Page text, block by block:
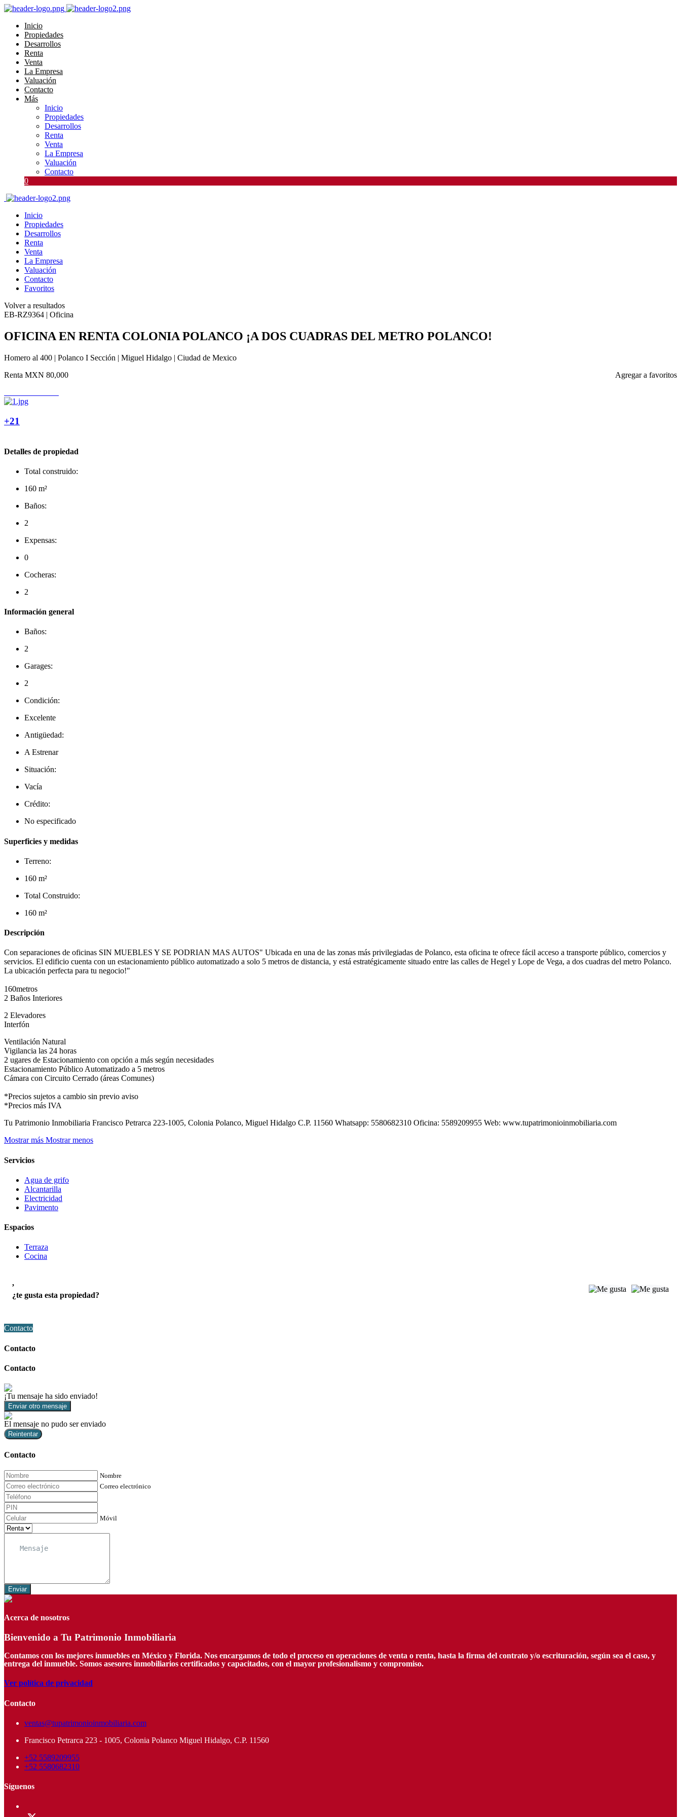
Inicio
Propiedades
Desarrollos
Renta
Venta
La Empresa
Valuación
Contacto
Más
Inicio
Propiedades
Desarrollos
Renta
Venta
La Empresa
Valuación
Contacto
0
Inicio
Propiedades
Desarrollos
Renta
Venta
La Empresa
Valuación
Contacto
Favoritos
Volver a resultados
EB-RZ9364 | Oficina
OFICINA EN RENTA COLONIA POLANCO ¡A DOS CUADRAS DEL METRO POLANCO!
Homero al 400 | Polanco I Sección | Miguel Hidalgo | Ciudad de Mexico
Agregar a favoritos
Renta MXN 80,000
+21
Detalles de propiedad
Total construido:
160 m²
Baños:
2
Expensas:
0
Cocheras:
2
Información general
Baños:
2
Garages:
2
Condición:
Excelente
Antigüedad:
A Estrenar
Situación:
Vacía
Crédito:
No especificado
Superficies y medidas
Terreno:
160 m²
Total Construido:
160 m²
Descripción
Con separaciones de oficinas SIN MUEBLES Y SE PODRIAN MAS AUTOS" Ubicada en una de las zonas más privilegiadas de Polanco, esta oficina te ofrece fácil acceso a transporte público, comercios y
servicios. El edificio cuenta con un estacionamiento público automatizado a solo 5 metros de distancia, y está estratégicamente situado entre las calles de Hegel y Lope de Vega, a dos cuadras del metro Polanco.
La ubicación perfecta para tu negocio!"
160metros
2 Baños Interiores
2 Elevadores
Interfón
Ventilación Natural
Vigilancia las 24 horas
2 ugares de Estacionamiento con opción a más según necesidades
Estacionamiento Público Automatizado a 5 metros
Cámara con Circuito Cerrado (áreas Comunes)
*Precios sujetos a cambio sin previo aviso
*Precios más IVA
Tu Patrimonio Inmobiliaria Francisco Petrarca 223-1005, Colonia Polanco, Miguel Hidalgo C.P. 11560 Whatsapp: 5580682310 Oficina: 5589209955 Web: www.tupatrimonioinmobiliaria.com
Mostrar más Mostrar menos
Servicios
Agua de grifo
Alcantarilla
Electricidad
Pavimento
Espacios
Terraza
Cocina
,
¿te gusta esta propiedad?
Contacto
Contacto
Contacto
¡Tu mensaje ha sido enviado!
Enviar otro mensaje
El mensaje no pudo ser enviado
Reintentar
Contacto
Nombre
Correo electrónico
Móvil
Enviar
Acerca de nosotros
Bienvenido a Tu Patrimonio Inmobiliaria
Contamos con los mejores inmuebles en México y Florida. Nos encargamos de todo el proceso en operaciones de venta o renta, hasta la firma del contrato y/o escrituración, según sea el caso, y
entrega del inmueble. Somos asesores inmobiliarios certificados y capacitados, con el mayor profesionalismo y compromiso.
Ver política de privacidad
Contacto
ventas@tupatrimonioinmobiliaria.com
Francisco Petrarca 223 - 1005, Colonia Polanco Miguel Hidalgo, C.P. 11560
+52 5589209955
+52 5580682310
Síguenos